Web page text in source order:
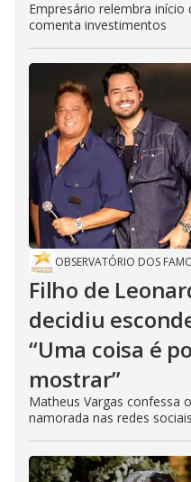
Empresário relembra
comenta investimentos
OBSERVATÓRIO DOS
Filho de
decidiu
“Uma coisa é
mostrar”
Matheus Vargas confessa
namorada nas redes sociais